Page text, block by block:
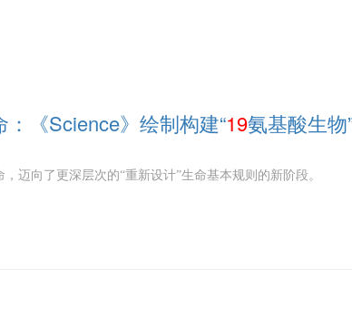
《Science》绘制构建“19氨基酸生
迈向了更深层次的“重新设计”生命基本规则的新阶段。